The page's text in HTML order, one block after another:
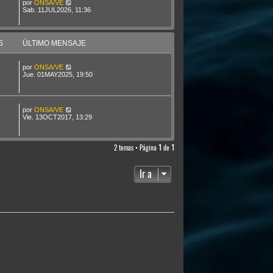
por ONSA/VE
Sab. 11JUL2026, 11:36
ÚLTIMO MENSAJE
por ONSA/VE
Jue. 01MAY2025, 19:50
por ONSA/VE
Vie. 13OCT2017, 13:29
2 temas • Página 1 de 1
Ir a